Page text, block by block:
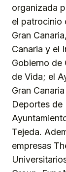
organizada
el patrocinio
Gran
Canaria y el
Gobierno de
de Vida; el
Gran
Deportes de
Tejeda.
empresas